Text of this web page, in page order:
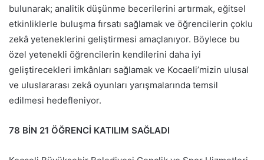
bulunarak; analitik düşünme becerilerini artırmak, eğitsel
etkinliklerle buluşma fırsatı sağlamak ve öğrencilerin çoklu
zekâ yeteneklerini geliştirmesi amaçlanıyor. Böylece bu
özel yetenekli öğrencilerin kendilerini daha iyi
geliştirecekleri imkânları sağlamak ve Kocaeli’mizin ulusal
ve uluslararası zekâ oyunları yarışmalarında temsil
edilmesi hedefleniyor.
78 BİN 21 ÖĞRENCİ KATILIM SAĞLADI